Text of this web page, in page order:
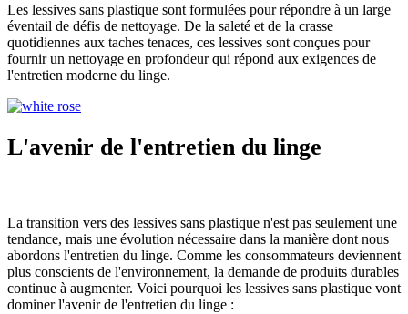
Les lessives sans plastique sont formulées pour répondre à un large
éventail de défis de nettoyage. De la saleté et de la crasse
quotidiennes aux taches tenaces, ces lessives sont conçues pour
fournir un nettoyage en profondeur qui répond aux exigences de
l'entretien moderne du linge.
L'avenir de l'entretien du linge
La transition vers des lessives sans plastique n'est pas seulement une
tendance, mais une évolution nécessaire dans la manière dont nous
abordons l'entretien du linge. Comme les consommateurs deviennent
plus conscients de l'environnement, la demande de produits durables
continue à augmenter. Voici pourquoi les lessives sans plastique vont
dominer l'avenir de l'entretien du linge :